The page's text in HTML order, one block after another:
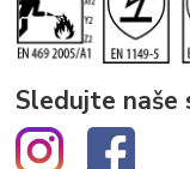
Sledujte naše